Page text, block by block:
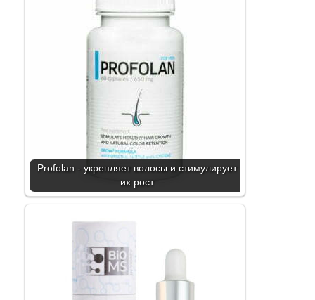
Profolan - укрепляет волосы и стимулирует
их рост